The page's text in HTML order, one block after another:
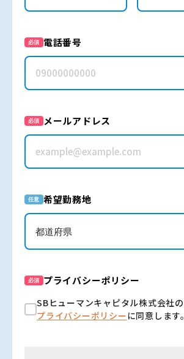
必須 電話番号
必須 メールアドレス
任意 希望勤務地
必須 プライバシーポリシー
SBヒューマンキャピタル株式会社の
プライバシーポリシーに同意します。